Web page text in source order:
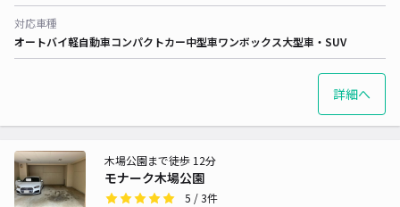
対応車種
オートバイ軽自動車コンパクトカー中型車ワンボックス大型車・SUV
詳細へ
モナーク木場公園
木場公園まで徒歩 12分
5 / 3件